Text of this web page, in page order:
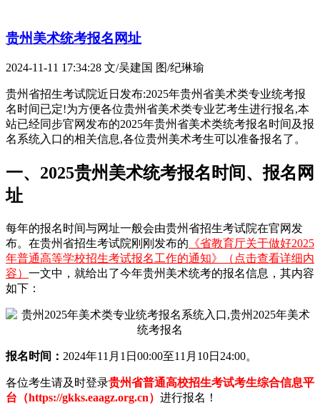
贵州美术统考报名网址
2024-11-11 17:34:28 文/吴建国 图/纪琳瑜
贵州省招生考试院近日发布:2025年贵州省美术类专业统考报
名时间已定!为方便各位贵州省美术类专业艺考生进行报名,本
站已经同步官网发布的2025年贵州省美术类统考报名时间及报
名系统入口的相关信息,各位贵州美术考生可以准备报名了。
一、2025贵州美术统考报名时间、报名网
址
每年的报名时间与网址一般会由贵州省招生考试院在官网发
布。在贵州省招生考试院刚刚发布的 《省教育厅关于做好2025
年普通高等学校招生考试报名工作的通知》（点击查看详细内
容） 一文中，就给出了今年贵州美术统考的报名信息，其内容
如下：
报名时间： 2024年11月1日00:00至11月10日24:00。
各位考生请及时登录贵州省普通高校招生考试考生综合信息平
台（https://gkks.eaagz.org.cn） 进行报名！